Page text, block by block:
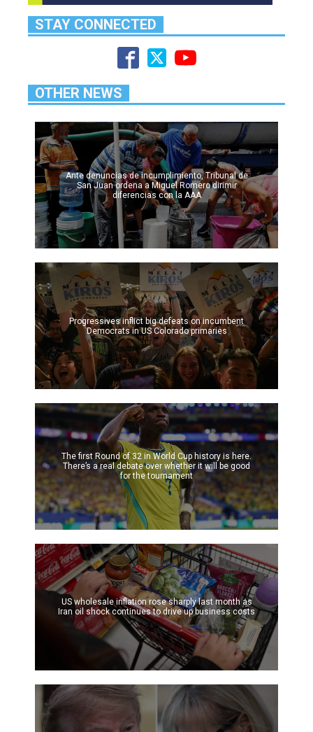
STAY CONNECTED
OTHER NEWS
Ante denuncias de incumplimiento, Tribunal de
San Juan ordena a Miguel Romero dirimir
diferencias con la AAA
Progressives inflict big defeats on incumbent
Democrats in US Colorado primaries
The first Round of 32 in World Cup history is here.
There’s a real debate over whether it will be good
for the tournament
US wholesale inflation rose sharply last month as
Iran oil shock continues to drive up business costs